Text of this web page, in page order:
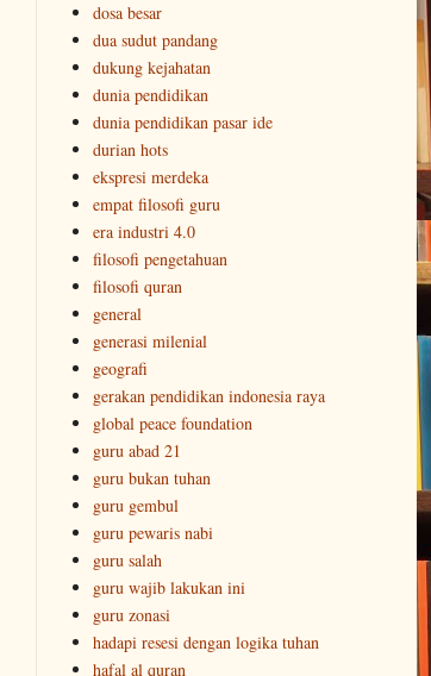
dosa besar
dua sudut pandang
dukung kejahatan
dunia pendidikan
dunia pendidikan pasar ide
durian hots
ekspresi merdeka
empat filosofi guru
era industri 4.0
filosofi pengetahuan
filosofi quran
general
generasi milenial
geografi
gerakan pendidikan indonesia raya
global peace foundation
guru abad 21
guru bukan tuhan
guru gembul
guru pewaris nabi
guru salah
guru wajib lakukan ini
guru zonasi
hadapi resesi dengan logika tuhan
hafal al quran